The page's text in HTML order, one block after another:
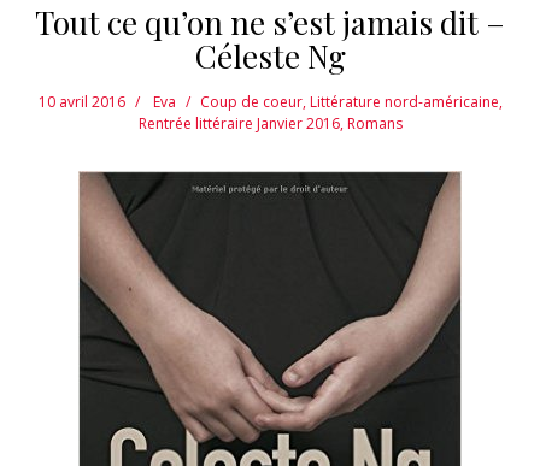
Tout ce qu’on ne s’est jamais dit –
Céleste Ng
10 avril 2016 Eva Coup de coeur,Littérature nord-américaine,
Rentrée littéraire Janvier 2016,Romans